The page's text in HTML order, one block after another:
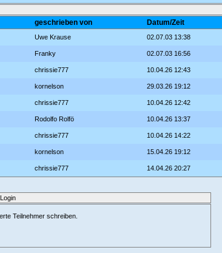
geschrieben von Datum/Zeit
Uwe Krause 02.07.03 13:38
Franky 02.07.03 16:56
chrissie777 10.04.26 12:43
kornelson 29.03.26 19:12
chrissie777 10.04.26 12:42
Rodolfo Rolfö 10.04.26 13:37
chrissie777 10.04.26 14:22
kornelson 15.04.26 19:12
chrissie777 14.04.26 20:27
Login
Teilnehmer schreiben.